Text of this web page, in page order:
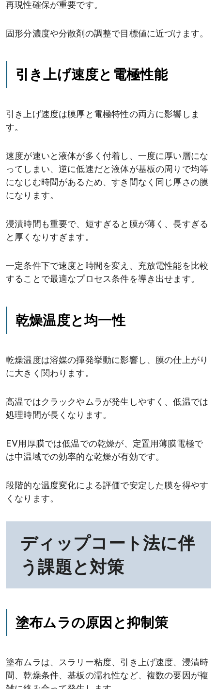
再現性確保が重要です。
固形分濃度や分散剤の調整で目標値に近づけます。
引き上げ速度と電極性能
引き上げ速度は膜厚と電極特性の両方に影響しま
す。
速度が速いと液体が多く付着し、一度に厚い層にな
ってしまい、逆に低速だと液体が基板の周りで均等
になじむ時間があるため、すき間なく同じ厚さの膜
になります。
浸漬時間も重要で、短すぎると膜が薄く、長すぎる
と厚くなりすぎます。
一定条件下で速度と時間を変え、充放電性能を比較
することで最適なプロセス条件を導き出せます。
乾燥温度と均一性
乾燥温度は溶媒の揮発挙動に影響し、膜の仕上がり
に大きく関わります。
高温ではクラックやムラが発生しやすく、低温では
処理時間が長くなります。
EV用厚膜では低温での乾燥が、定置用薄膜電極で
は中温域での効率的な乾燥が有効です。
段階的な温度変化による評価で安定した膜を得やす
くなります。
ディップコート法に伴
う課題と対策
塗布ムラの原因と抑制策
塗布ムラは、スラリー粘度、引き上げ速度、浸漬時
間、乾燥条件、基板の濡れ性など、複数の要因が複